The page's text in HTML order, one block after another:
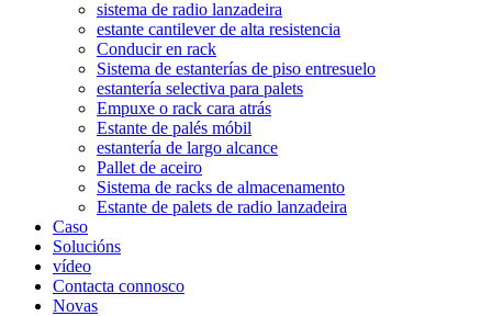
sistema de radio lanzadeira
estante cantilever de alta resistencia
Conducir en rack
Sistema de estanterías de piso entresuelo
estantería selectiva para palets
Empuxe o rack cara atrás
Estante de palés móbil
estantería de largo alcance
Pallet de aceiro
Sistema de racks de almacenamento
Estante de palets de radio lanzadeira
Caso
Solucións
vídeo
Contacta connosco
Novas